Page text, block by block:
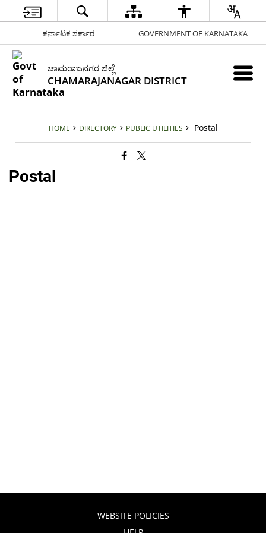
ಕರ್ನಾಟಕ ಸರ್ಕಾರ GOVERNMENT OF KARNATAKA
ಚಾಮರಾಜನಗರ ಜಿಲ್ಲೆ
CHAMARAJANAGAR DISTRICT
HOME DIRECTORY PUBLIC UTILITIES Postal
Postal
WEBSITE POLICIES